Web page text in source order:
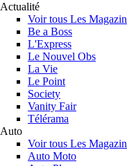
Actualité
Voir tous Les
Be a Boss
L'Express
Le Nouvel Obs
La Vie
Le Point
Society
Vanity Fair
Télérama
Auto
Voir tous Les
Auto Moto